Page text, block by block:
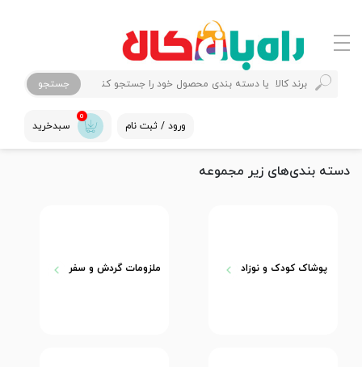
جستجو
ورود / ثبت نام
0
سبدخرید
دسته بندی‌های زیر مجموعه
پوشاک کودک و نوزاد ملزومات گردش و سفر